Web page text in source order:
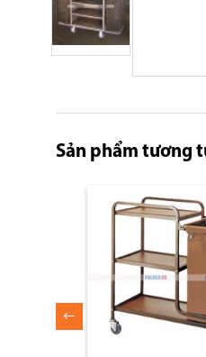
beginning
Sản phẩm tương